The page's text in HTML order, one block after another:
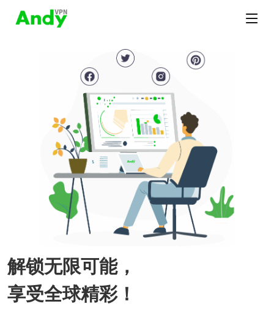
解锁无限可能，
享受全球精彩！